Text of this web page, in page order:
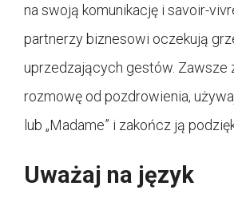
na swoją komunikację i savoir-
partnerzy biznesowi oczekują
uprzedzających gestów. Zawsze
rozmowę od pozdrowienia,
lub „Madame” i zakończ ją
Uważaj na język